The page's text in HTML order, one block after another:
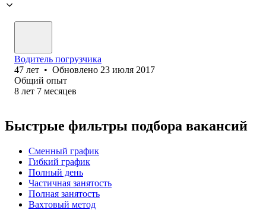
Водитель погрузчика
47 лет • Обновлено 23 июля 2017
Общий опыт
8 лет 7 месяцев
Быстрые фильтры подбора вакансий
Сменный график
Гибкий график
Полный день
Частичная занятость
Полная занятость
Вахтовый метод